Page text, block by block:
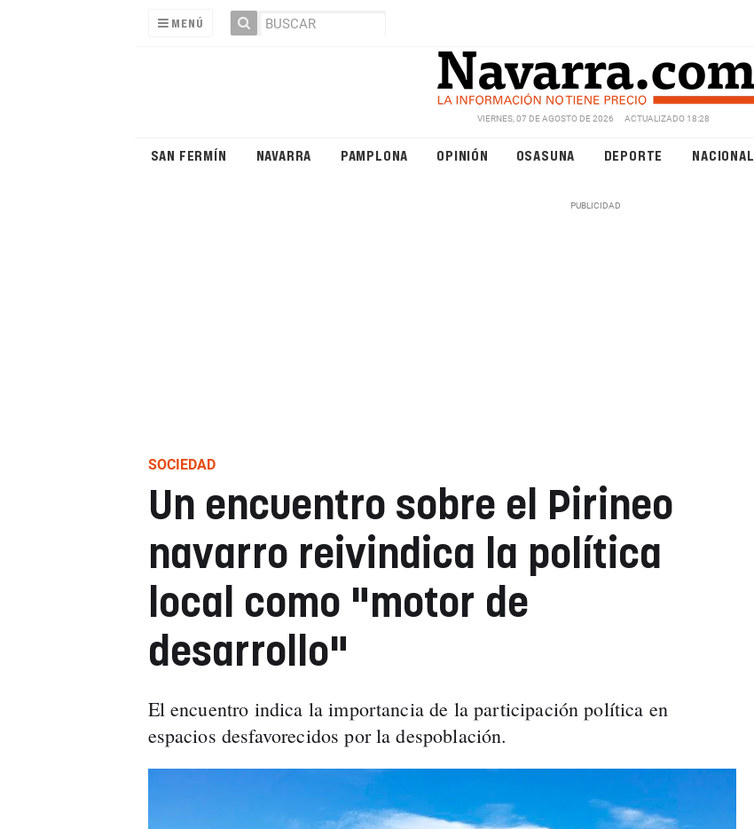
MENÚ
VIERNES, 07 DE AGOSTO DE 2026 ACTUALIZADO 18:28
SAN FERMÍN NAVARRA PAMPLONA OPINIÓN OSASUNA DEPORTE NACIONAL
SOCIEDAD
Un encuentro sobre el Pirineo
navarro reivindica la política
local como "motor de
desarrollo"
El encuentro indica la importancia de la participación política en
espacios desfavorecidos por la despoblación.